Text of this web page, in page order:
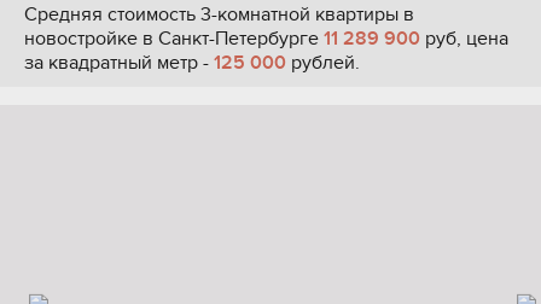
Средняя стоимость 3-комнатной квартиры в
новостройке в Санкт-Петербурге 11 289 900 руб, цена
за квадратный метр - 125 000 рублей.